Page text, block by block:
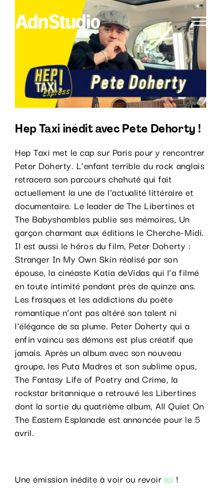
contenu
l'image
agrandie
Hep Taxi inédit avec Pete Dehorty !
Hep Taxi met le cap sur Paris pour y rencontrer
Peter Doherty. L’enfant terrible du rock anglais
retracera son parcours chahuté qui fait
actuellement la une de l’actualité littéraire et
documentaire. Le leader de The Libertines et
The Babyshambles publie ses mémoires, Un
garçon charmant aux éditions le Cherche-Midi.
Il est aussi le héros du film, Peter Doherty :
Stranger In My Own Skin réalisé par son
épouse, la cinéaste Katia deVidas qui l’a filmé
en toute intimité pendant près de quinze ans.
Les frasques et les addictions du poète
romantique n’ont pas altéré son talent ni
l’élégance de sa plume. Peter Doherty qui a
enfin vaincu ses démons est plus créatif que
jamais. Après un album avec son nouveau
groupe, les Puta Madres et son sublime opus,
The Fantasy Life of Poetry and Crime, la
rockstar britannique a retrouvé les Libertines
dont la sortie du quatrième album, All Quiet On
The Eastern Esplanade est annoncée pour le 5
avril.
Une émission inédite à voir ou revoir ici !